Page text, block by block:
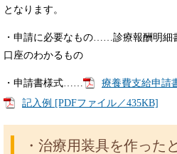
となります。
・申請に必要なもの……診療報酬明細
口座のわかるもの
・申請書様式…… 療養費支給申請
記入例 [PDFファイル／435KB]
・治療用装具を作った